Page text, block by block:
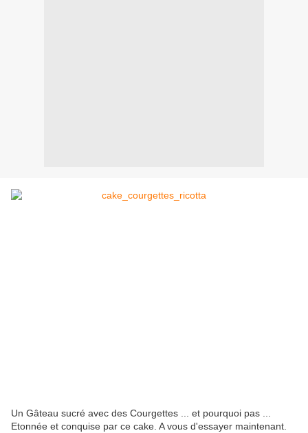
Un Gâteau sucré avec des Courgettes ... et pourquoi pas ...
Etonnée et conquise par ce cake. A vous d'essayer maintenant.